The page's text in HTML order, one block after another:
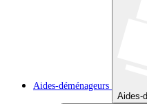
Aides-déménageurs
Aides-